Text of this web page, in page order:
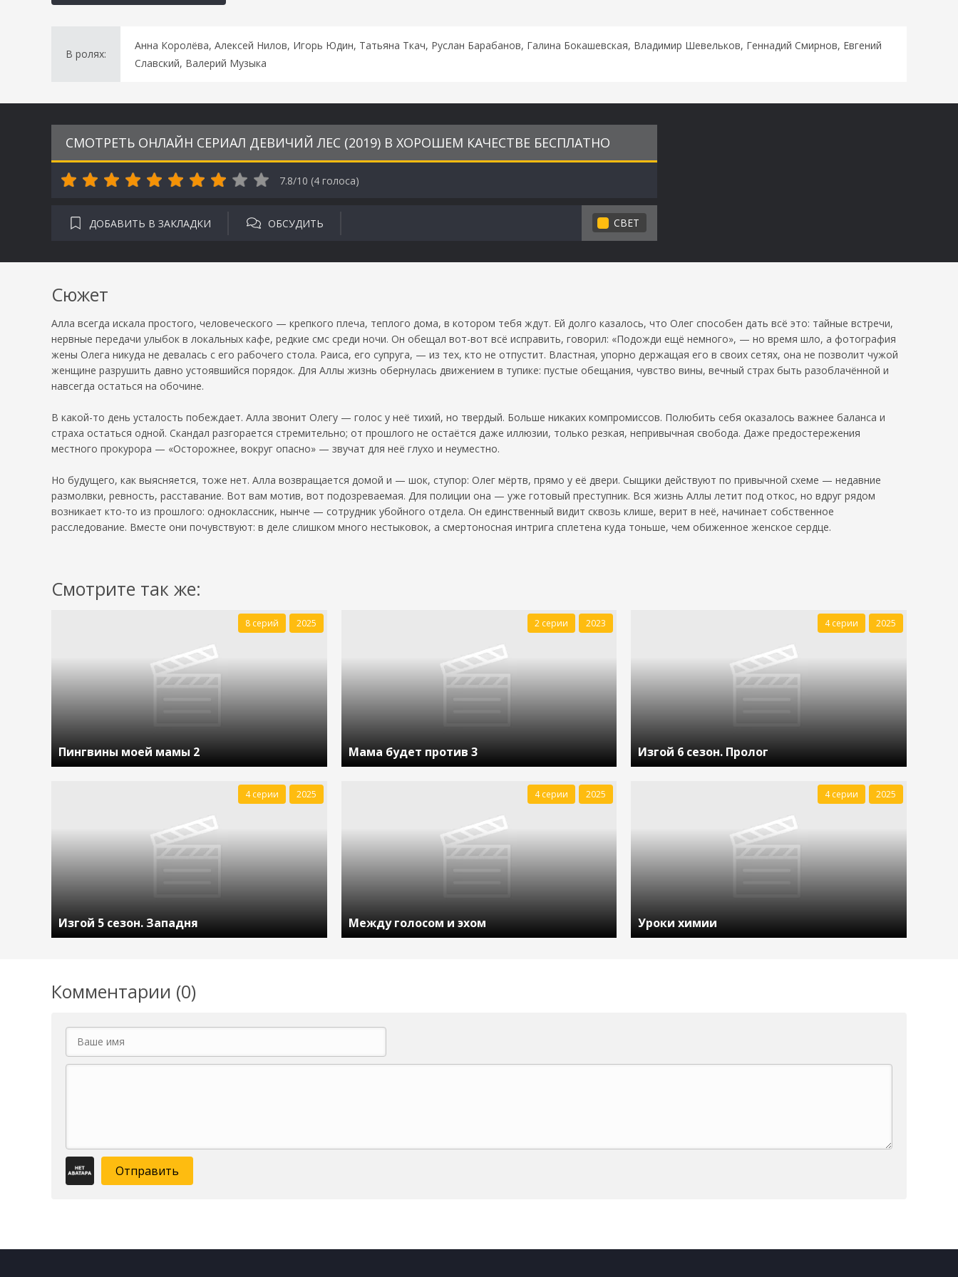
В ролях:
Анна Королёва, Алексей Нилов, Игорь Юдин, Татьяна Ткач, Руслан Барабанов, Галина Бокашевская, Владимир Шевельков, Геннадий Смирнов, Евгений
Славский, Валерий Музыка
СМОТРЕТЬ ОНЛАЙН СЕРИАЛ ДЕВИЧИЙ ЛЕС (2019) В ХОРОШЕМ КАЧЕСТВЕ БЕСПЛАТНО
7.8/10 (4 голоса)
ДОБАВИТЬ В ЗАКЛАДКИ ОБСУДИТЬ СВЕТ
Сюжет
Алла всегда искала простого, человеческого — крепкого плеча, теплого дома, в котором тебя ждут. Ей долго казалось, что Олег способен дать всё это: тайные встречи,
нервные передачи улыбок в локальных кафе, редкие смс среди ночи. Он обещал вот-вот всё исправить, говорил: «Подожди ещё немного», — но время шло, а фотография
жены Олега никуда не девалась с его рабочего стола. Раиса, его супруга, — из тех, кто не отпустит. Властная, упорно держащая его в своих сетях, она не позволит чужой
женщине разрушить давно устоявшийся порядок. Для Аллы жизнь обернулась движением в тупике: пустые обещания, чувство вины, вечный страх быть разоблачённой и
навсегда остаться на обочине.
В какой-то день усталость побеждает. Алла звонит Олегу — голос у неё тихий, но твердый. Больше никаких компромиссов. Полюбить себя оказалось важнее баланса и
страха остаться одной. Скандал разгорается стремительно; от прошлого не остаётся даже иллюзии, только резкая, непривычная свобода. Даже предостережения
местного прокурора — «Осторожнее, вокруг опасно» — звучат для неё глухо и неуместно.
Но будущего, как выясняется, тоже нет. Алла возвращается домой и — шок, ступор: Олег мёртв, прямо у её двери. Сыщики действуют по привычной схеме — недавние
размолвки, ревность, расставание. Вот вам мотив, вот подозреваемая. Для полиции она — уже готовый преступник. Вся жизнь Аллы летит под откос, но вдруг рядом
возникает кто-то из прошлого: одноклассник, нынче — сотрудник убойного отдела. Он единственный видит сквозь клише, верит в неё, начинает собственное
расследование. Вместе они почувствуют: в деле слишком много нестыковок, а смертоносная интрига сплетена куда тоньше, чем обиженное женское сердце.
Смотрите так же:
Пингвины моей мамы 2
8 серий 2025
Мама будет против 3
2 серии 2023
Изгой 6 сезон. Пролог
4 серии 2025
Изгой 5 сезон. Западня
4 серии 2025
Между голосом и эхом
4 серии 2025
Уроки химии
4 серии 2025
Комментарии (0)
Отправить